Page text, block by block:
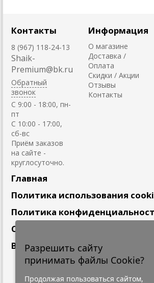
Контакты
8 (967) 118-24-13
Shaik-
Premium@bk.ru
Обратный
звонок
C 9:00 - 18:00, пн-
пт
С 10:00 - 17:00,
сб-вс
Приём заказов
на сайте -
круглосуточно.
Информация
О магазине
Доставка /
Оплата
Скидки / Акции
Отзывы
Контакты
Главная
Политика использования
Политика
Сотрудничество
Вакансии
Подпишитесь
Разрешить сайту
принимать файлы Cookie?
Продолжая пользоваться сайтом,